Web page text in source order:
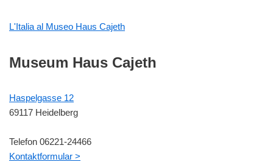
L'Italia al Museo Haus Cajeth
Museum Haus Cajeth
Haspelgasse 12
69117 Heidelberg
Telefon 06221-24466
Kontaktformular >